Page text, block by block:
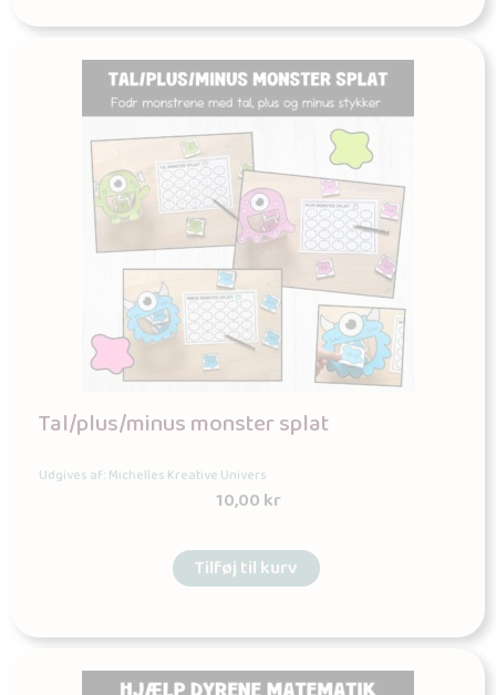
Tal/plus/minus monster splat
Udgives af: Michelles Kreative Univers
10,00kr
Tilføj til kurv